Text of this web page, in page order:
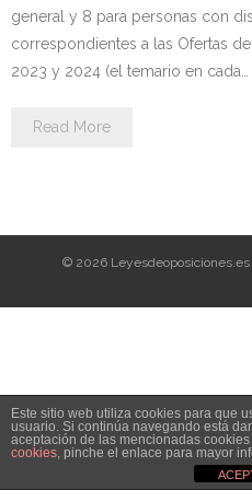
Personalidad Jurídica PROPIA
ESTABILIZACIÓN de Empleo
CONVOCATORIAS
2025
- OPOSICIÓN Gestión
general y 8 para personas con
correspondientes a las Ofertas
2023 y 2024 (el temario en cada…
Read More
© 2026
Este sitio web utiliza cookies para que
usuario. Si continúa navegando está
aceptación de las mencionadas
cookies, pinche el enlace para mayor